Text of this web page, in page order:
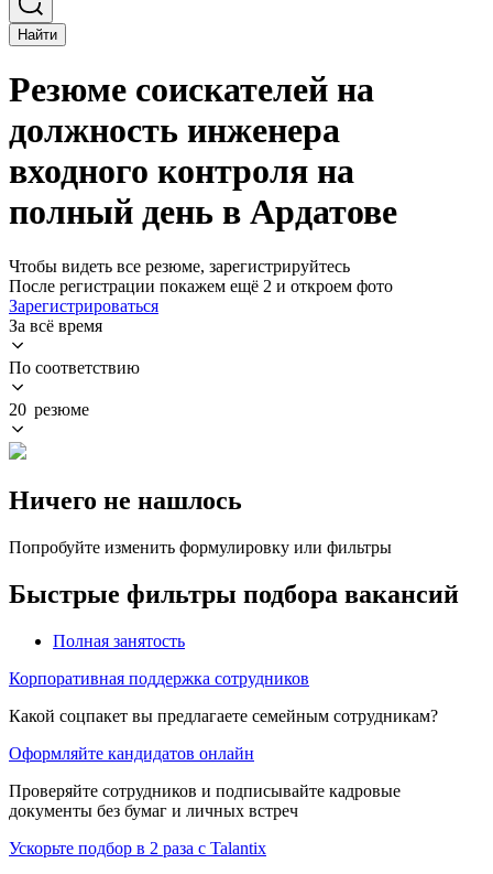
Найти
Резюме соискателей на
должность инженера
входного контроля на
полный день в Ардатове
Чтобы видеть все резюме, зарегистрируйтесь
После регистрации покажем ещё 2 и откроем фото
Зарегистрироваться
За всё время
По соответствию
20 резюме
Ничего не нашлось
Попробуйте изменить формулировку или фильтры
Быстрые фильтры подбора вакансий
Полная занятость
Корпоративная поддержка сотрудников
Какой соцпакет вы предлагаете семейным сотрудникам?
Оформляйте кандидатов онлайн
Проверяйте сотрудников и подписывайте кадровые
документы без бумаг и личных встреч
Ускорьте подбор в 2 раза с Talantix